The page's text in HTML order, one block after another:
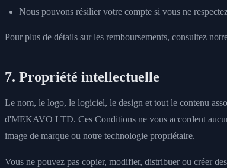
Nous pouvons résilier votre compte si vous ne
Pour plus de détails sur les remboursements, consultez
7. Propriété intellectuelle
Le nom, le logo, le logiciel, le design et tout le contenu
d'MEKAVO LTD. Ces Conditions ne vous accordent
image de marque ou notre technologie propriétaire.
Vous ne pouvez pas copier, modifier, distribuer ou créer